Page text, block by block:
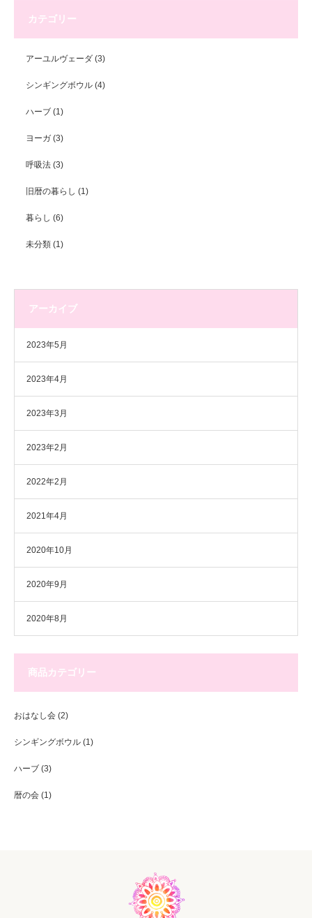
カテゴリー
アーユルヴェーダ (3)
シンギングボウル (4)
ハーブ (1)
ヨーガ (3)
呼吸法 (3)
旧暦の暮らし (1)
暮らし (6)
未分類 (1)
アーカイブ
2023年5月
2023年4月
2023年3月
2023年2月
2022年2月
2021年4月
2020年10月
2020年9月
2020年8月
商品カテゴリー
おはなし会 (2)
シンギングボウル (1)
ハーブ (3)
暦の会 (1)